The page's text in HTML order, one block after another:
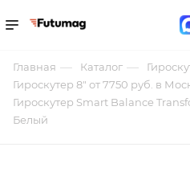
Главная — Каталог —
Гироскутер 8" от 7750 руб. в
Гироскутер Smart Balance
Белый